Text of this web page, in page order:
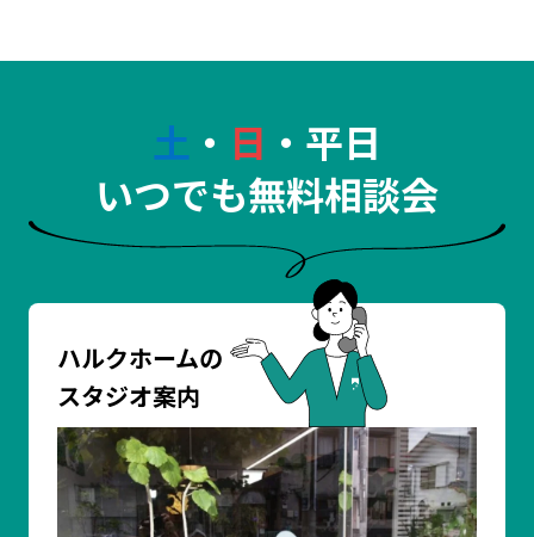
土 ・ 日 ・平日
いつでも無料相談会
ハルクホームの
スタジオ案内